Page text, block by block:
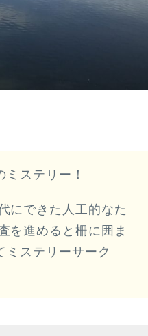
ステリー！
にできた人工的なた
を進めると柵に囲ま
ミステリーサーク